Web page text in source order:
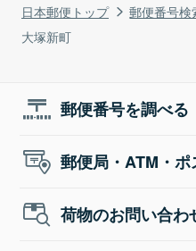
日本郵便トップ 郵便番号検
大塚新町
郵便番号を調べる
郵便局・ATM・
荷物のお問い合わ